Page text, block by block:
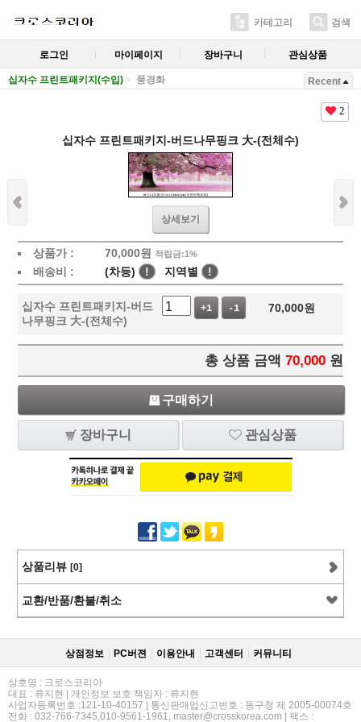
카테고리 검색
로그인 마이페이지 장바구니 관심상품
십자수 프린트패키지(수입) 풍경화 Recent
2
십자수 프린트패키지-버드나무핑크 大-(전체수)
상세보기
상품가 : 70,000원 적립금:1%
배송비 : (차등) ! 지역별 !
십자수 프린트패키지-버드
나무핑크 大-(전체수)
+1 -1 70,000원
총 상품 금액 70,000 원
구매하기
장바구니 관심상품
상품리뷰 [0]
교환/반품/환불/취소
상점정보 PC버젼 이용안내 고객센터 커뮤니티
상호명 : 크로스코리아
대표 : 류지현 | 개인정보 보호 책임자 : 류지현
사업자등록번호 :121-10-40157 | 통신판매업신고번호 : 동구청 제 2005-00074호
전화 : 032-766-7345,010-9561-1961, master@crosskorea.com | 팩스 :